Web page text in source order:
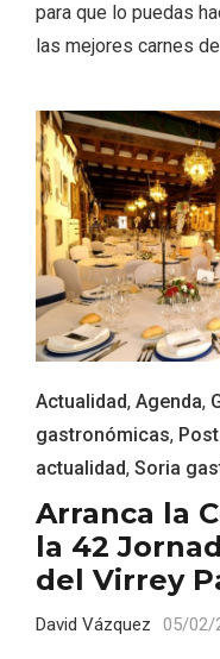
para que lo puedas
las mejores carnes
Actualidad, Agenda,
gastronómicas,
actualidad, Soria
Arranca la
la 42
del Virrey
David Vázquez 05/02/
V Feria
Serrada